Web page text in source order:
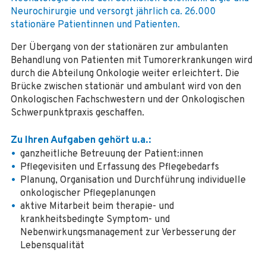
Neurochirurgie und versorgt jährlich ca. 26.000
stationäre Patientinnen und Patienten.
Der Übergang von der stationären zur ambulanten
Behandlung von Patienten mit Tumorerkrankungen wird
durch die Abteilung Onkologie weiter erleichtert. Die
Brücke zwischen stationär und ambulant wird von den
Onkologischen Fachschwestern und der Onkologischen
Schwerpunktpraxis geschaffen.
Zu Ihren Aufgaben gehört u.a.:
ganzheitliche Betreuung der Patient:innen
Pflegevisiten und Erfassung des Pflegebedarfs
Planung, Organisation und Durchführung individuelle
onkologischer Pflegeplanungen
aktive Mitarbeit beim therapie- und
krankheitsbedingte Symptom- und
Nebenwirkungsmanagement zur Verbesserung der
Lebensqualität